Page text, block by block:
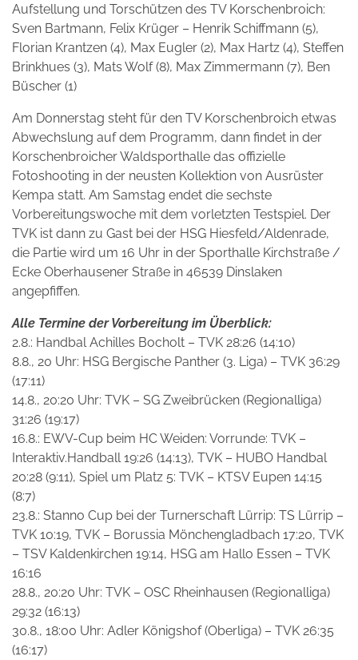
Aufstellung und Torschützen des TV Korschenbroich:
Sven Bartmann, Felix Krüger – Henrik Schiffmann (5),
Florian Krantzen (4), Max Eugler (2), Max Hartz (4), Steffen
Brinkhues (3), Mats Wolf (8), Max Zimmermann (7), Ben
Büscher (1)
Am Donnerstag steht für den TV Korschenbroich etwas
Abwechslung auf dem Programm, dann findet in der
Korschenbroicher Waldsporthalle das offizielle
Fotoshooting in der neusten Kollektion von Ausrüster
Kempa statt. Am Samstag endet die sechste
Vorbereitungswoche mit dem vorletzten Testspiel. Der
TVK ist dann zu Gast bei der HSG Hiesfeld/Aldenrade,
die Partie wird um 16 Uhr in der Sporthalle Kirchstraße /
Ecke Oberhausener Straße in 46539 Dinslaken
angepfiffen.
Alle Termine der Vorbereitung im Überblick:
2.8.: Handbal Achilles Bocholt – TVK 28:26 (14:10)
8.8., 20 Uhr: HSG Bergische Panther (3. Liga) – TVK 36:29
(17:11)
14.8., 20:20 Uhr: TVK – SG Zweibrücken (Regionalliga)
31:26 (19:17)
16.8.: EWV-Cup beim HC Weiden: Vorrunde: TVK –
Interaktiv.Handball 19:26 (14:13), TVK – HUBO Handbal
20:28 (9:11), Spiel um Platz 5: TVK – KTSV Eupen 14:15
(8:7)
23.8.: Stanno Cup bei der Turnerschaft Lürrip: TS Lürrip –
TVK 10:19, TVK – Borussia Mönchengladbach 17:20, TVK
– TSV Kaldenkirchen 19:14, HSG am Hallo Essen – TVK
16:16
28.8., 20:20 Uhr: TVK – OSC Rheinhausen (Regionalliga)
29:32 (16:13)
30.8., 18:00 Uhr: Adler Königshof (Oberliga) – TVK 26:35
(16:17)